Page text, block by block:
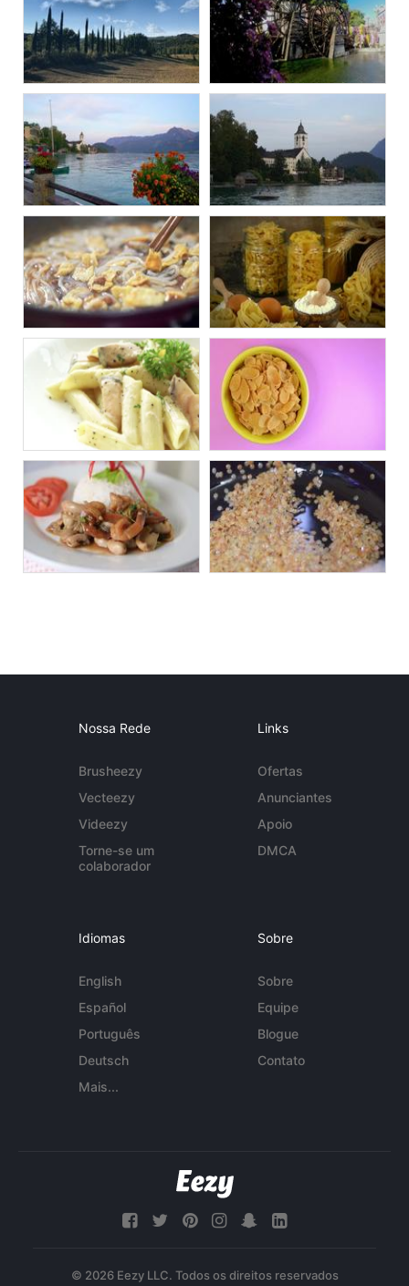
Nossa Rede
Brusheezy
Vecteezy
Videezy
Torne-se um
colaborador
Links
Ofertas
Anunciantes
Apoio
DMCA
Idiomas
English
Español
Português
Deutsch
Mais...
Sobre
Sobre
Equipe
Blogue
Contato
© 2026 Eezy LLC. Todos os direitos reservados